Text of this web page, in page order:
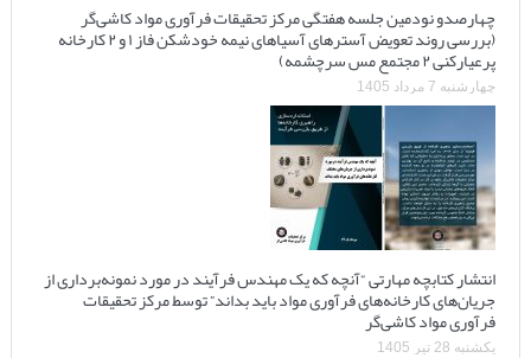
چهارصدو نودمین جلسه هفتگی مرکز تحقیقات فرآوری مواد کاشی‌گر
(بررسی روند تعویض آسترهای آسیاهای نیمه خودشکن فاز ۱ و ۲ کارخانه
پرعیارکنی ۲ مجتمع مس سرچشمه)
چهارشنبه 7 مرداد 1405
انتشار کتابچه مهارتی “آنچه که یک مهندس فرآیند در مورد نمونه‌برداری از
جریان‌های کارخانه‌های فرآوری مواد باید بداند” توسط مرکز تحقیقات
فرآوری مواد کاشی‌گر
یکشنبه 28 تیر 1405